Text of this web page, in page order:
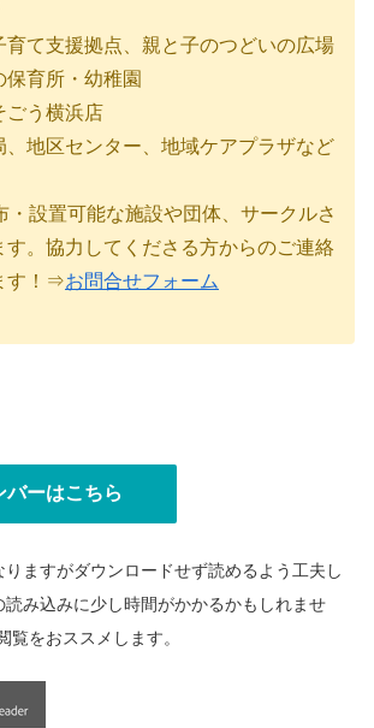
育て支援拠点、親と子のつどいの広場
育所・幼稚園
ごう横浜店
、地区センター、地域ケアプラザなど
設置可能な施設や団体、サークルさ
す。協力してくださる方からのご連絡
す！⇒お問合せフォーム
バーはこちら
ますがダウンロードせず読めるよう工夫し
読み込みに少し時間がかかるかもしれませ
覧をおススメします。